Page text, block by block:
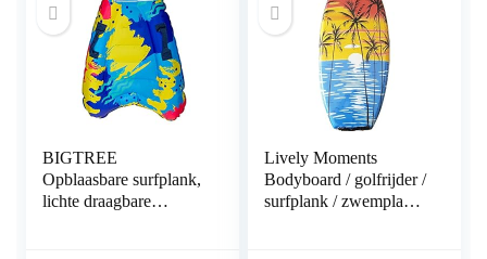
BIGTREE
Opblaasbare surfplank,
lichte draagbare
Lively Moments
Bodyboard / golfrijder /
surfplank / zwemplank